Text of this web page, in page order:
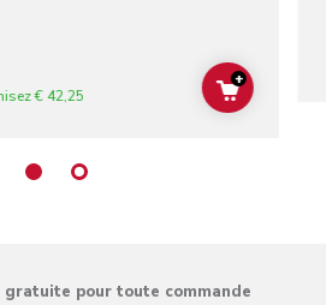
€ 42,25 ADD TO
+
pour toute commande